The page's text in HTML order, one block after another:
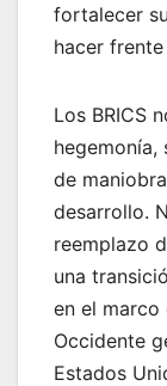
fortalecer
hacer
Los BRICS
hegemonía,
de
desarrollo.
reemplazo
una
en el
Occidente
Estados